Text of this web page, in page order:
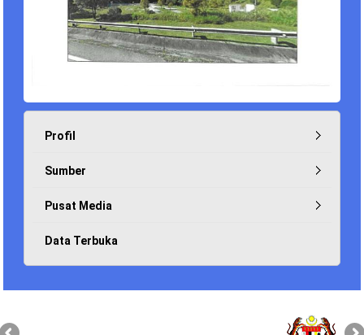
Profil
Sumber
Pusat Media
Data Terbuka